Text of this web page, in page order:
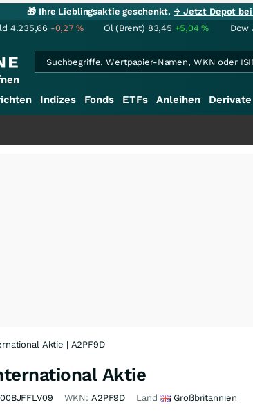
🎁 Ihre Lieblingsaktie geschenkt.→ Jetzt Depot bei
4.235,66 -0,27% Öl (Brent) 83,45 +5,04% Dow
Indizes Fonds ETFs Anleihen Derivate
Aktie | A2PF9D
Aktie
WKN: A2PF9D Land Großbritannien